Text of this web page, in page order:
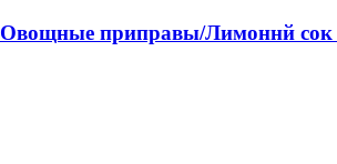
Овощные приправы/Лимоннй сок